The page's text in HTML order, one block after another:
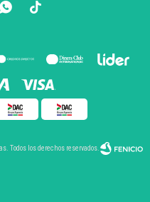

Todos los derechos reservados.